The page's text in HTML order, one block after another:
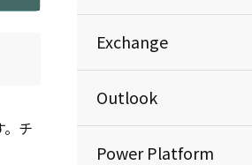
チ
Exchange
Outlook
Power Platform